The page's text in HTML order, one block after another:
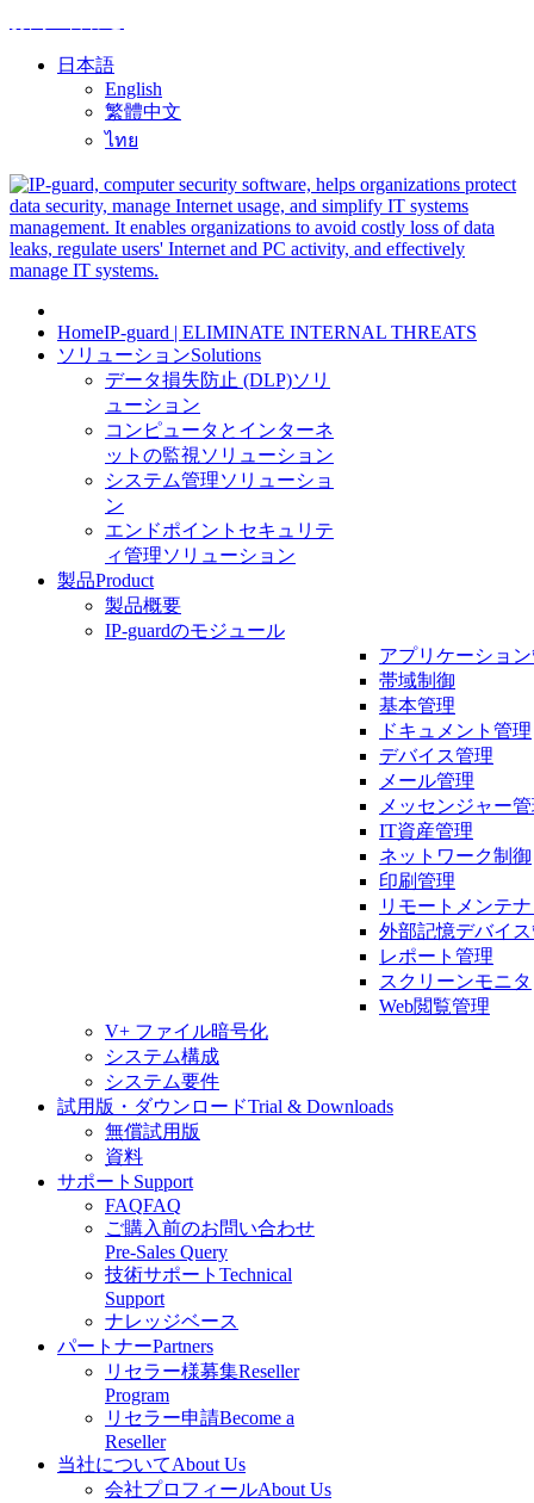
日本語
English
繁體中文
ไทย
HomeIP-guard | ELIMINATE INTERNAL THREATS
ソリューションSolutions
データ損失防止 (DLP)ソリ
ューション
コンピュータとインターネ
ットの監視ソリューション
システム管理ソリューショ
ン
エンドポイントセキュリテ
ィ管理ソリューション
製品Product
製品概要
IP-guardのモジュール
アプリケーショ
帯域制御
基本管理
ドキュメント管理
デバイス管理
メール管理
メッセンジャー
IT資産管理
ネットワーク制御
印刷管理
リモートメンテ
外部記憶デバイ
レポート管理
スクリーンモニタ
Web閲覧管理
V+ ファイル暗号化
システム構成
システム要件
試用版・ダウンロードTrial & Downloads
無償試用版
資料
サポート Support
FAQFAQ
ご購入前のお問い合わせ
Pre-Sales Query
技術サポート Technical
Support
ナレッジベース
パートナーPartners
リセラー様募集Reseller
Program
リセラー申請Become a
Reseller
当社についてAbout Us
会社プロフィールAbout Us